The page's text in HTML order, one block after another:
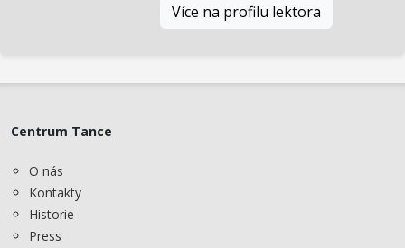
Více na profilu lektora
Centrum Tance
O nás
Kontakty
Historie
Press